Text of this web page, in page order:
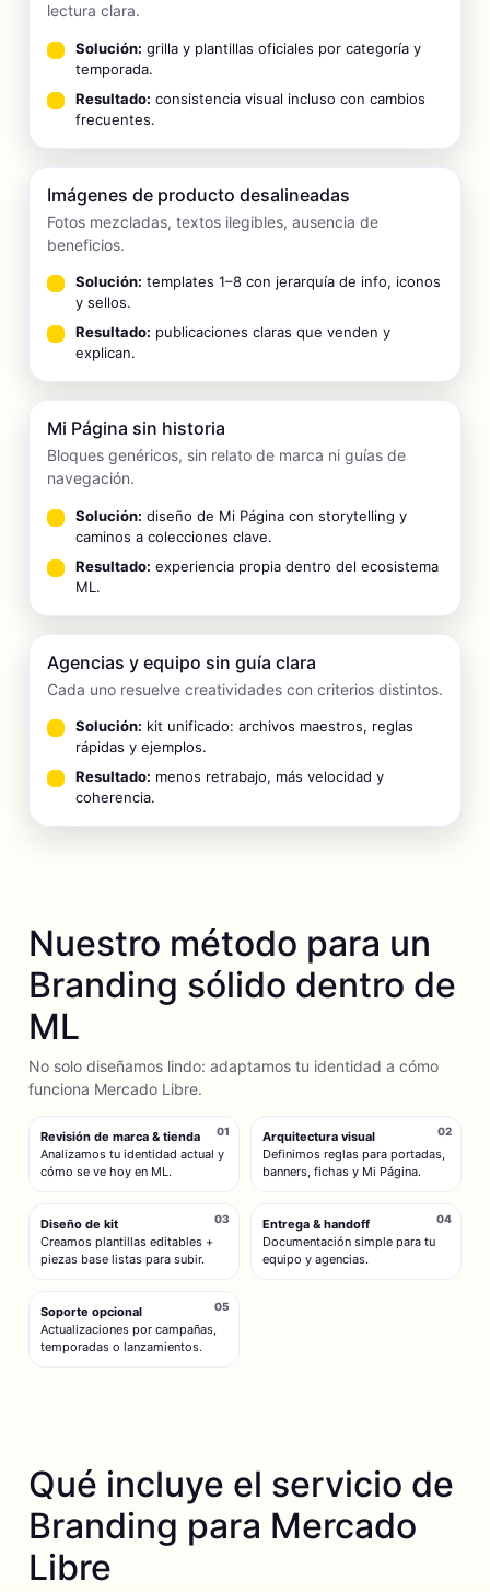
lectura clara.
Solución: grilla y plantillas oficiales por categoría y
temporada.
Resultado: consistencia visual incluso con cambios
frecuentes.
Imágenes de producto desalineadas
Fotos mezcladas, textos ilegibles, ausencia de
beneficios.
Solución: templates 1–8 con jerarquía de info, iconos
y sellos.
Resultado: publicaciones claras que venden y
explican.
Mi Página sin historia
Bloques genéricos, sin relato de marca ni guías de
navegación.
Solución: diseño de Mi Página con storytelling y
caminos a colecciones clave.
Resultado: experiencia propia dentro del ecosistema
ML.
Agencias y equipo sin guía clara
Cada uno resuelve creatividades con criterios distintos.
Solución: kit unificado: archivos maestros, reglas
rápidas y ejemplos.
Resultado: menos retrabajo, más velocidad y
coherencia.
Nuestro método para un
Branding sólido dentro de
ML
No solo diseñamos lindo: adaptamos tu identidad a cómo
funciona Mercado Libre.
01
Revisión de marca & tienda
Analizamos tu identidad actual y
cómo se ve hoy en ML.
02
Arquitectura visual
Definimos reglas para portadas,
banners, fichas y Mi Página.
03
Diseño de kit
Creamos plantillas editables +
piezas base listas para subir.
04
Entrega & handoff
Documentación simple para tu
equipo y agencias.
05
Soporte opcional
Actualizaciones por campañas,
temporadas o lanzamientos.
Qué incluye el servicio de
Branding para Mercado
Libre